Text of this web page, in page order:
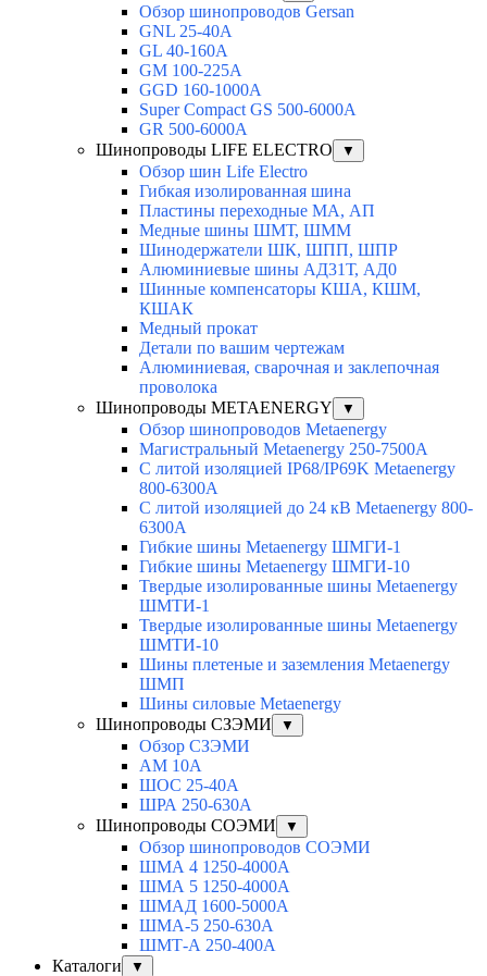
Обзор шинопроводов Gersan
GNL 25-40A
GL 40-160A
GM 100-225A
GGD 160-1000A
Super Compact GS 500-6000A
GR 500-6000A
Шинопроводы LIFE ELECTRO
▼
Обзор шин Life Electro
Гибкая изолированная шина
Пластины переходные МА, АП
Медные шины ШМТ, ШММ
Шинодержатели ШК, ШПП, ШПР
Алюминиевые шины АД31Т, АД0
Шинные компенсаторы КША, КШМ,
КШАК
Медный прокат
Детали по вашим чертежам
Алюминиевая, cварочная и заклепочная
проволока
Шинопроводы METAENERGY
▼
Обзор шинопроводов Metaenergy
Магистральный Metaenergy 250-7500A
С литой изоляцией IP68/IP69K Metaenergy
800-6300A
С литой изоляцией до 24 кВ Metaenergy 800-
6300A
Гибкие шины Metaenergy ШМГИ-1
Гибкие шины Metaenergy ШМГИ-10
Твердые изолированные шины Metaenergy
ШМТИ-1
Твердые изолированные шины Metaenergy
ШМТИ-10
Шины плетеные и заземления Metaenergy
ШМП
Шины силовые Metaenergy
Шинопроводы СЗЭМИ
▼
Обзор СЗЭМИ
АМ 10А
ШОС 25-40А
ШРА 250-630А
Шинопроводы СОЭМИ
▼
Обзор шинопроводов СОЭМИ
ШМА 4 1250-4000А
ШМА 5 1250-4000А
ШМАД 1600-5000А
ШМА-5 250-630А
ШМТ-А 250-400А
Каталоги
▼